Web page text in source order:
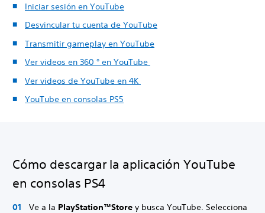
Iniciar sesión en YouTube
Desvincular tu cuenta de YouTube
Transmitir gameplay en YouTube
Ver videos en 360 ° en YouTube
Ver videos de YouTube en 4K
YouTube en consolas PS5
Cómo descargar la aplicación YouTube
en consolas PS4
Ve a la PlayStation™Store y busca YouTube. Selecciona